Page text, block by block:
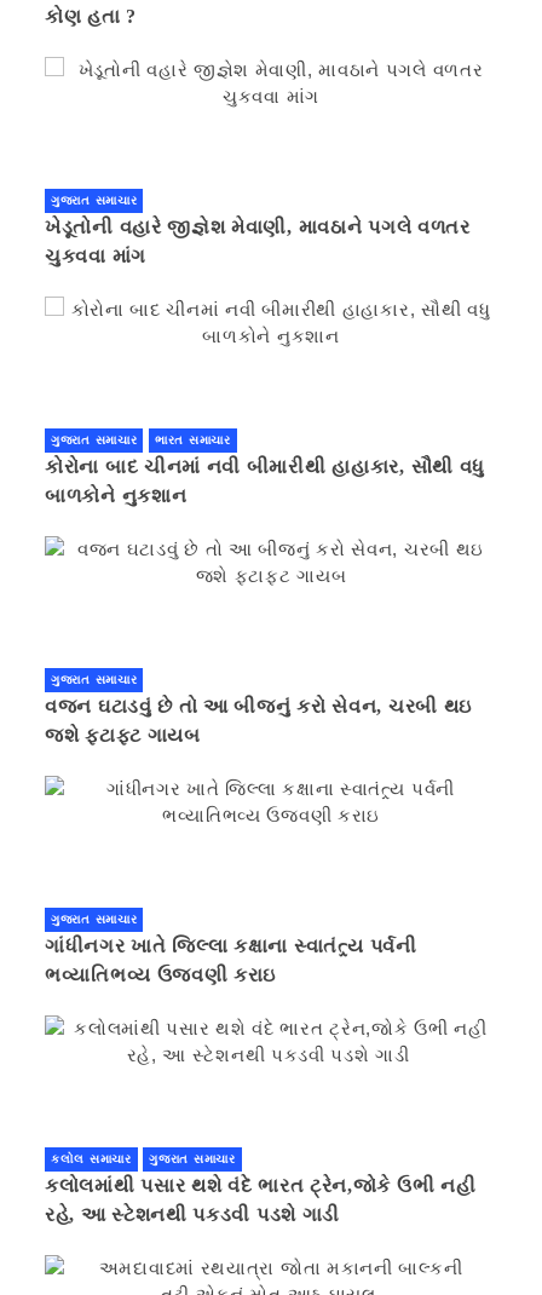
કોણ હતા ?
ગુજરાત સમાચાર
ખેડૂતોની વહારે જીજ્ઞેશ મેવાણી, માવઠાને પગલે વળતર
ચુકવવા માંગ
ગુજરાત સમાચાર ભારત સમાચાર
કોરોના બાદ ચીનમાં નવી બીમારીથી હાહાકાર, સૌથી વધુ
બાળકોને નુકશાન
ગુજરાત સમાચાર
વજન ઘટાડવું છે તો આ બીજનું કરો સેવન, ચરબી થઇ
જશે ફટાફટ ગાયબ
ગુજરાત સમાચાર
ગાંધીનગર ખાતે જિલ્લા કક્ષાના સ્વાતંત્ર્ય પર્વની
ભવ્યાતિભવ્ય ઉજવણી કરાઇ
કલોલ સમાચાર ગુજરાત સમાચાર
કલોલમાંથી પસાર થશે વંદે ભારત ટ્રેન,જોકે ઉભી નહી
રહે, આ સ્ટેશનથી પકડવી પડશે ગાડી